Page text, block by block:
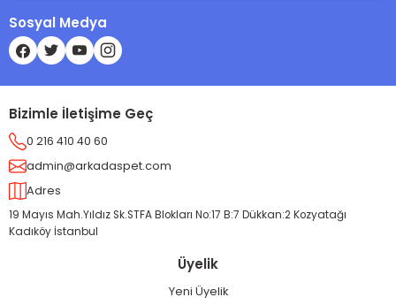
Sosyal Medya
Bizimle İletişime Geç
0 216 410 40 60
admin@arkadaspet.com
Adres
19 Mayıs Mah.Yıldız Sk.STFA Blokları No:17 B:7 Dükkan:2 Kozyatağı
Kadıköy İstanbul
Üyelik
Yeni Üyelik